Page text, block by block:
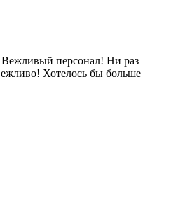
персонал! Ни раз
Хотелось бы больше